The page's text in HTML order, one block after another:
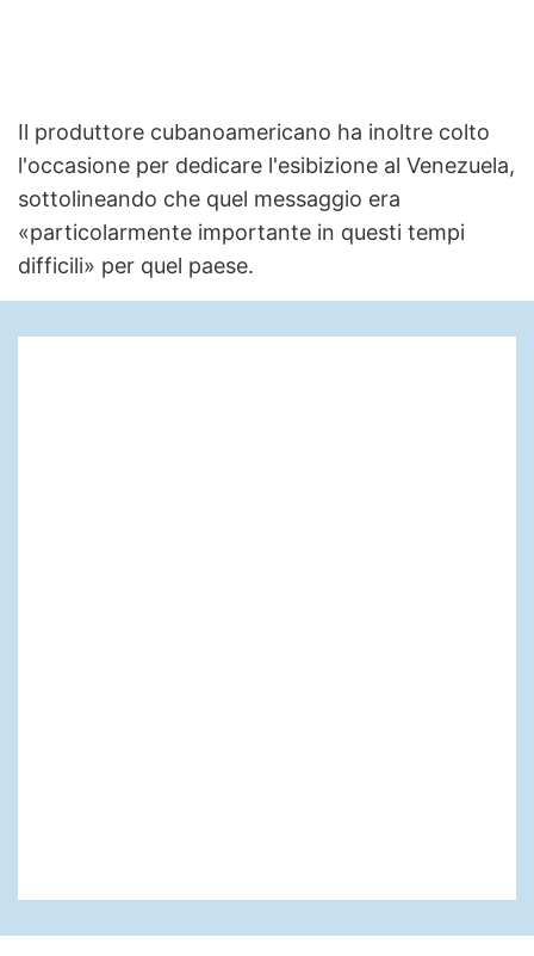
Il produttore cubanoamericano ha inoltre colto
l'occasione per dedicare l'esibizione al Venezuela,
sottolineando che quel messaggio era
«particolarmente importante in questi tempi
difficili» per quel paese.